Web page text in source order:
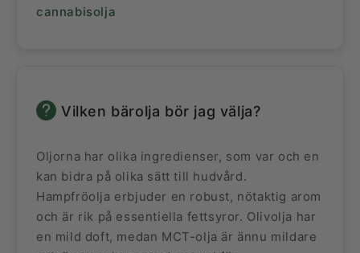
cannabisolja
Vilken bärolja bör jag välja?
Oljorna har olika ingredienser, som var och en
kan bidra på olika sätt till hudvård.
Hampfröolja erbjuder en robust, nötaktig arom
och är rik på essentiella fettsyror. Olivolja har
en mild doft, medan MCT-olja är ännu mildare